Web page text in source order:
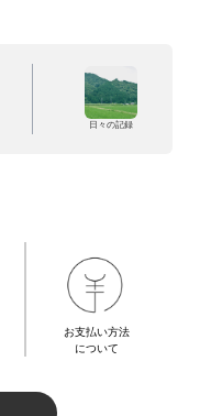
日々の記録
お支払い方法
について